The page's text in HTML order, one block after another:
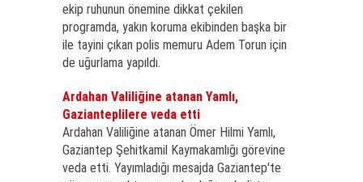
ekip ruhunun önemine dikkat çekilen
programda, yakın koruma ekibinden başka bir
ile tayini çıkan polis memuru Adem Torun için
de uğurlama yapıldı.
Ardahan Valiliğine atanan Yamlı,
Gazianteplilere veda etti
Ardahan Valiliğine atanan Ömer Hilmi Yamlı,
Gaziantep Şehitkamil Kaymakamlığı görevine
veda etti. Yayımladığı mesajda Gaziantep'te